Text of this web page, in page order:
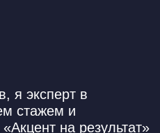
я эксперт в
стажем и
на результат»